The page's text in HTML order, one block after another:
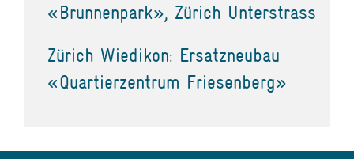
«Brunnenpark», Zürich Unterstrass
Zürich Wiedikon: Ersatzneubau
«Quartierzentrum Friesenberg»